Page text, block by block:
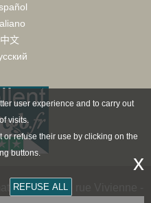
中文
Paris - 36 rue Vivienne -
user experience and to carry out
visits.
or refuse their use by clicking on the
buttons.
REFUSE ALL
x